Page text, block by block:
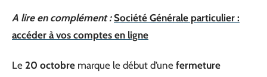
A lire en complément : Société Générale particulier :
accéder à vos comptes en ligne
Le 20 octobre marque le début d’une fermeture